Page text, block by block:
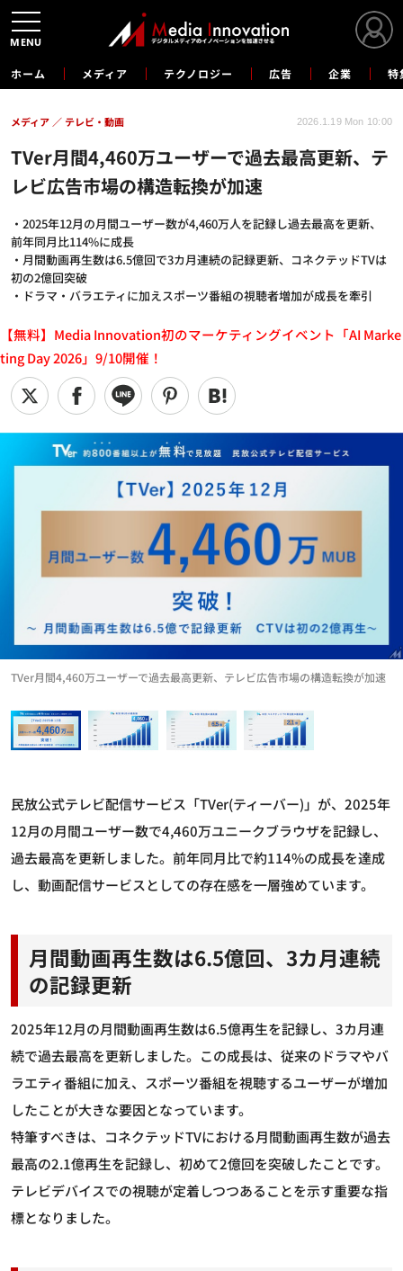
ホーム メディア テクノロジー 広告 企業 特
TVer月間4,460万ユーザーで過去最高更新、テ
レビ広告市場の構造転換が加速
・2025年12月の月間ユーザー数が4,460万人を記録し過去最高を更新、
前年同月比114%に成長
・月間動画再生数は6.5億回で3カ月連続の記録更新、コネクテッドTVは
初の2億回突破
・ドラマ・バラエティに加えスポーツ番組の視聴者増加が成長を牽引
メディア テレビ・動画 2026.1.19 Mon 10:00
【無料】Media Innovation初のマーケティングイベント「AI Marke
ting Day 2026」9/10開催！
TVer月間4,460万ユーザーで過去最高更新、テレビ広告市場の構造転換が加速
民放公式テレビ配信サービス「TVer(ティーバー)」が、2025年
12月の月間ユーザー数で4,460万ユニークブラウザを記録し、
過去最高を更新しました。前年同月比で約114%の成長を達成
し、動画配信サービスとしての存在感を一層強めています。
月間動画再生数は6.5億回、3カ月連続
の記録更新
2025年12月の月間動画再生数は6.5億再生を記録し、3カ月連
続で過去最高を更新しました。この成長は、従来のドラマやバ
ラエティ番組に加え、スポーツ番組を視聴するユーザーが増加
したことが大きな要因となっています。
特筆すべきは、コネクテッドTVにおける月間動画再生数が過去
最高の2.1億再生を記録し、初めて2億回を突破したことです。
テレビデバイスでの視聴が定着しつつあることを示す重要な指
標となりました。
MENU